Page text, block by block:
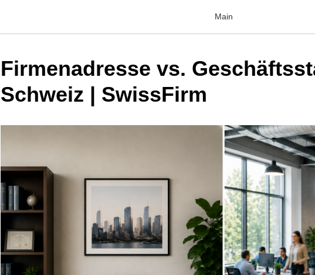
Main
Firmenadresse vs.
Schweiz | SwissFirm